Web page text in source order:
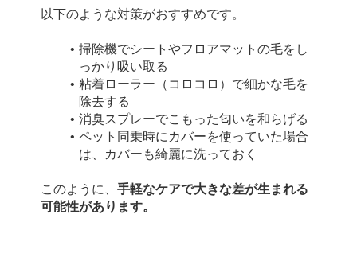
以下のような対策がおすすめです。
掃除機でシートやフロアマットの毛をし
っかり吸い取る
粘着ローラー（コロコロ）で細かな毛を
除去する
消臭スプレーでこもった匂いを和らげる
ペット同乗時にカバーを使っていた場合
は、カバーも綺麗に洗っておく
このように、 手軽なケアで大きな差が生まれる
可能性があります。